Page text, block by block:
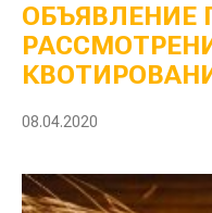
ОБЪЯВЛЕНИЕ
08.04.2020